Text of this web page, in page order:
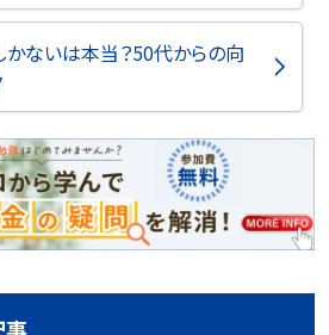
かないは本当？50代からの向
事